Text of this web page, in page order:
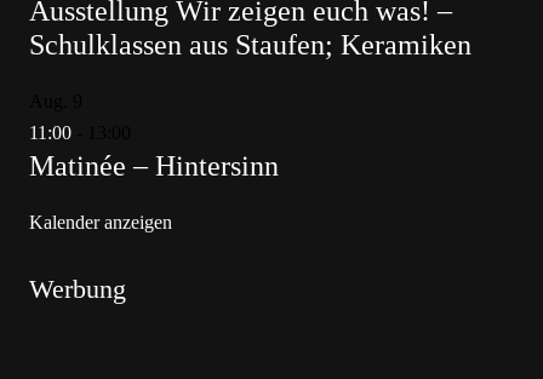
Ausstellung Wir zeigen euch was! –
Schulklassen aus Staufen; Keramiken
11:00
Matinée – Hintersinn
Kalender anzeigen
Werbung